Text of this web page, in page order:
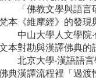
「佛教文學與語
本《維摩經》的發
中山大學人文學院
本對勘與漢譯佛典
北京大學‧漢語語
典漢譯流程裡「過渡